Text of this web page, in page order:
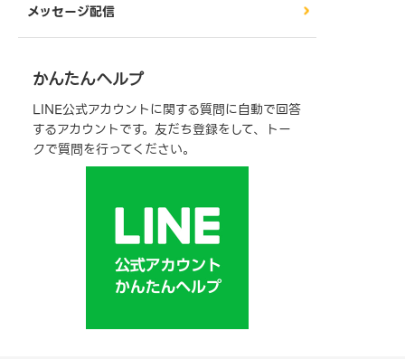
メッセージ配信
かんたんヘルプ
LINE公式アカウントに関する質問に自動で回答
するアカウントです。友だち登録をして、トー
クで質問を行ってください。